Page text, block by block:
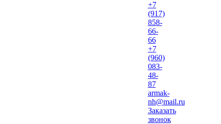
+7
(917)
858-
66-
66
+7
(960)
083-
48-
87
armak-
nh@mail.ru
Заказать
звонок